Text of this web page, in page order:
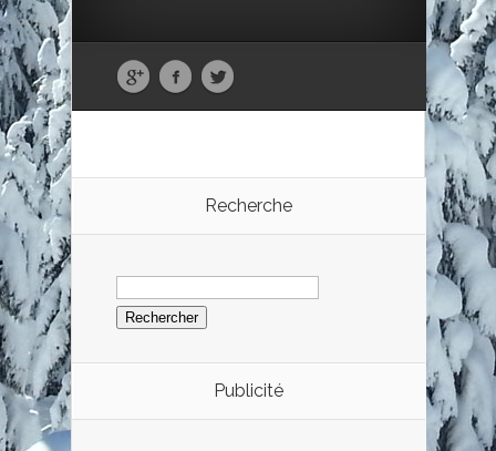
Recherche
Rechercher :
Publicité